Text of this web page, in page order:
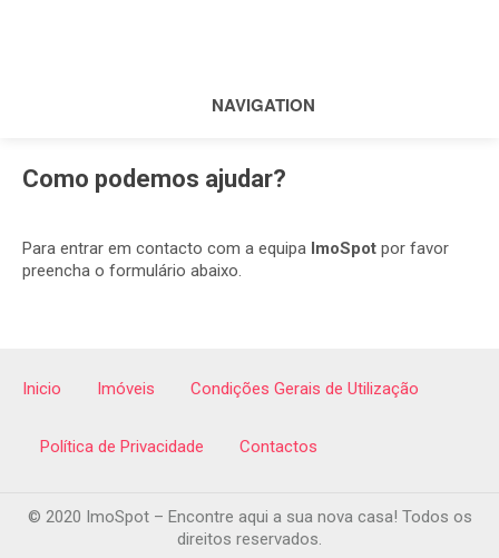
NAVIGATION
Como podemos ajudar?
Para entrar em contacto com a equipa ImoSpot por favor
preencha o formulário abaixo.
Inicio Imóveis Condições Gerais de Utilização
Política de Privacidade Contactos
© 2020 ImoSpot – Encontre aqui a sua nova casa! Todos os
direitos reservados.